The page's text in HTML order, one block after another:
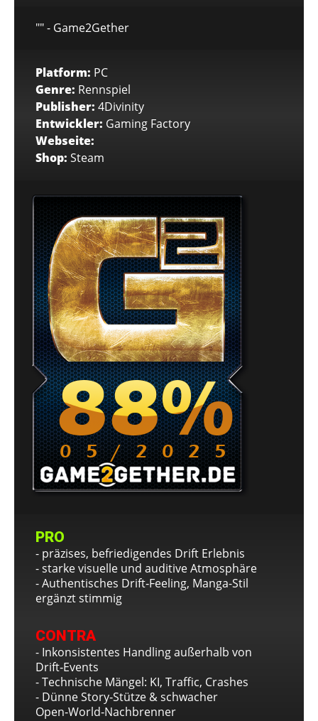
"" - Game2Gether
Platform: PC
Genre: Rennspiel
Publisher: 4Divinity
Entwickler: Gaming Factory
Webseite:
Shop: Steam
PRO
- präzises, befriedigendes Drift Erlebnis
- starke visuelle und auditive Atmosphäre
- Authentisches Drift‑Feeling, Manga-Stil
ergänzt stimmig
CONTRA
- Inkonsistentes Handling außerhalb von
Drift‑Events
- Technische Mängel: KI, Traffic, Crashes
- Dünne Story‑Stütze & schwacher
Open‑World‑Nachbrenner